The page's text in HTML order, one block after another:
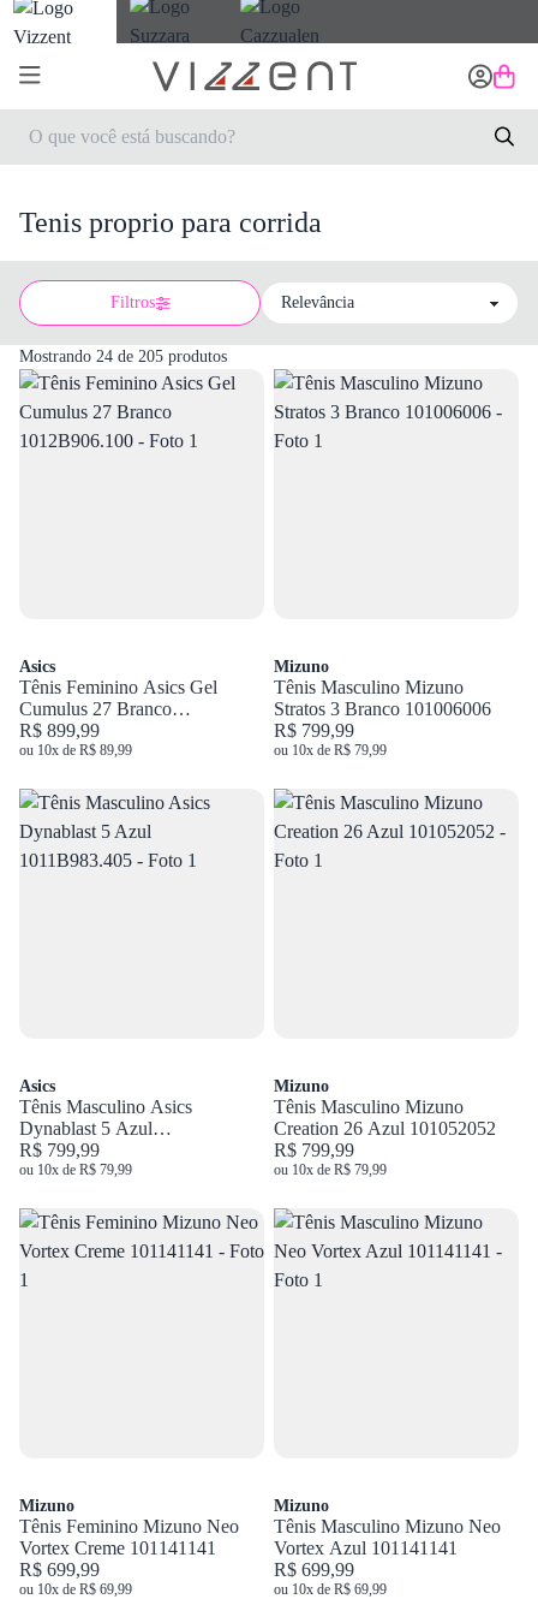
Tenis proprio para corrida
Filtros
Sort by
Mostrando 24 de 205 produtos
Asics
Tênis Feminino Asics Gel
Cumulus 27 Branco
1012B906.100
R$ 899,99
ou 10x de R$ 89,99
Mizuno
Tênis Masculino Mizuno
Stratos 3 Branco 101006006
R$ 799,99
ou 10x de R$ 79,99
Asics
Tênis Masculino Asics
Dynablast 5 Azul
1011B983.405
R$ 799,99
ou 10x de R$ 79,99
Mizuno
Tênis Masculino Mizuno
Creation 26 Azul 101052052
R$ 799,99
ou 10x de R$ 79,99
Mizuno
Tênis Feminino Mizuno Neo
Vortex Creme 101141141
R$ 699,99
ou 10x de R$ 69,99
Mizuno
Tênis Masculino Mizuno Neo
Vortex Azul 101141141
R$ 699,99
ou 10x de R$ 69,99